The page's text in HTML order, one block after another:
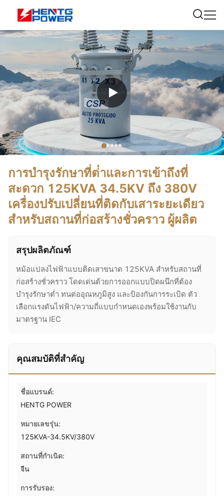
การบํารุงรักษาที่ต่ําและการเข้าถึงที่
สะดวก 125KVA 34.5KV ถึง 380V
เครื่องปรับเปลี่ยนที่ติดกับเสาระยะเดียว
สําหรับสถานที่ก่อสร้างชั่วคราว ผู้ผลิต
สรุปผลิตภัณฑ์
หม้อแปลงไฟฟ้าแบบติดเสาขนาด 125KVA สำหรับสถานที่
ก่อสร้างชั่วคราว โดดเด่นด้วยการออกแบบปิดผนึกที่ต้อง
บำรุงรักษาต่ำ ทนต่ออุณหภูมิสูง และป้องกันการระเบิด ตัว
เลือกแรงดันไฟฟ้า/ความถี่แบบกำหนดเองพร้อมใช้งานกับ
มาตรฐาน IEC
คุณสมบัติที่สำคัญ
ชื่อแบรนด์:
HENTG POWER
หมายเลขรุ่น:
125KVA-34.5KV/380V
สถานที่กำเนิด:
จีน
การรับรอง: